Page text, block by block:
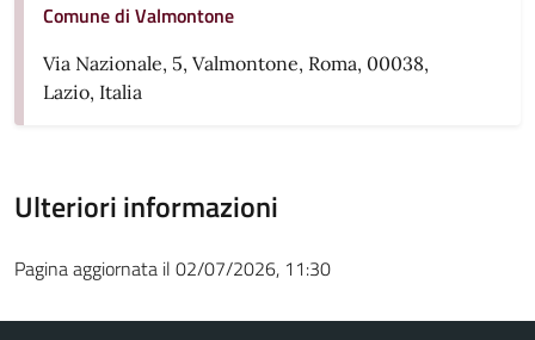
Comune di Valmontone
Via Nazionale, 5, Valmontone, Roma, 00038,
Lazio, Italia
Ulteriori informazioni
Pagina aggiornata il 02/07/2026, 11:30